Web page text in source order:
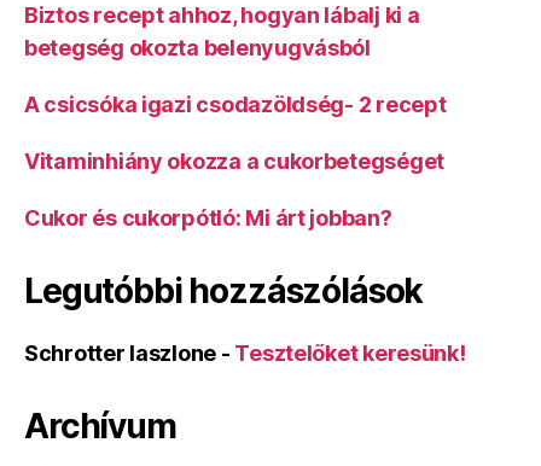
Biztos recept ahhoz, hogyan lábalj ki a
betegség okozta belenyugvásból
A csicsóka igazi csodazöldség- 2 recept
Vitaminhiány okozza a cukorbetegséget
Cukor és cukorpótló: Mi árt jobban?
Legutóbbi hozzászólások
Schrotter laszlone - Tesztelőket keresünk!
Archívum